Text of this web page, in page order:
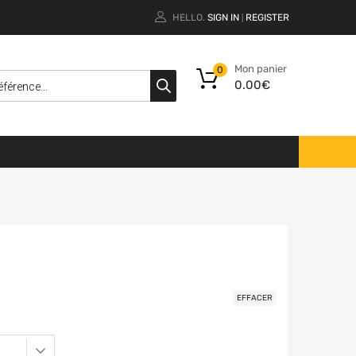
HELLO. SIGN IN REGISTER
Mon panier
0.00€
0
EFFACER